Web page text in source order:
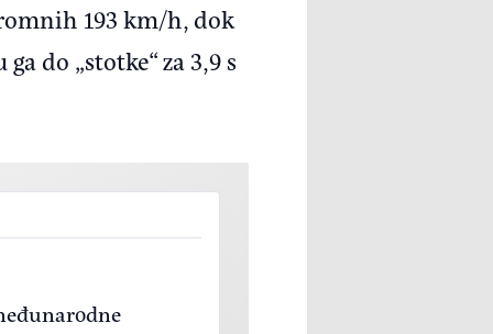
193 km/h, dok
do „stotke“ za 3,9 s